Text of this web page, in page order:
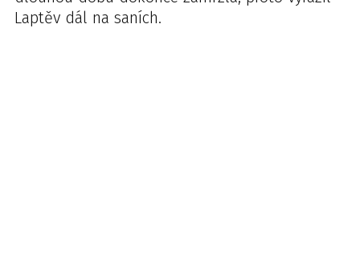
Laptěv dál na saních.